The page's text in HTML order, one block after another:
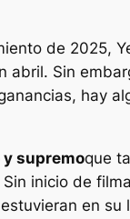
de 2025,
abril. Sin
hay
supremoque
inicio de
en